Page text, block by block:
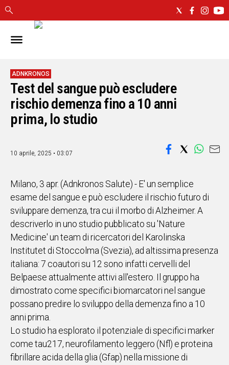
IN
CAGLIARI
SASSARI
NUORO
ORISTANO
SULCIS
OGLIASTRA
ALTRE
NOTIZIE
POLITICA
IN
ITALIA
NEL
MONDO
SPORT
EVENTI
STORIE
VIDEO
ADNKRONOS
Test del sangue può escludere
rischio demenza fino a 10 anni
prima, lo studio
10 aprile, 2025 • 03:07
Milano, 3 apr. (Adnkronos Salute) - E' un semplice
esame del sangue e può escludere il rischio futuro di
sviluppare demenza, tra cui il morbo di Alzheimer. A
descriverlo in uno studio pubblicato su 'Nature
Medicine' un team di ricercatori del Karolinska
Institutet di Stoccolma (Svezia), ad altissima presenza
italiana: 7 coautori su 12 sono infatti cervelli del
Belpaese attualmente attivi all'estero. Il gruppo ha
dimostrato come specifici biomarcatori nel sangue
possano predire lo sviluppo della demenza fino a 10
anni prima.
Lo studio ha esplorato il potenziale di specifici marker
come tau217, neurofilamento leggero (Nfl) e proteina
fibrillare acida della glia (Gfap) nella missione di